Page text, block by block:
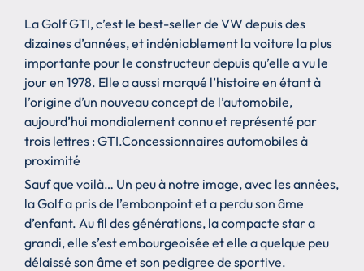
La Golf GTI, c’est le best-seller de VW depuis des
dizaines d’années, et indéniablement la voiture la plus
importante pour le constructeur depuis qu’elle a vu le
jour en 1978. Elle a aussi marqué l’histoire en étant à
l’origine d’un nouveau concept de l’automobile,
aujourd’hui mondialement connu et représenté par
trois lettres : GTI.Concessionnaires automobiles à
proximité
Sauf que voilà… Un peu à notre image, avec les années,
la Golf a pris de l’embonpoint et a perdu son âme
d’enfant. Au fil des générations, la compacte star a
grandi, elle s’est embourgeoisée et elle a quelque peu
délaissé son âme et son pedigree de sportive.